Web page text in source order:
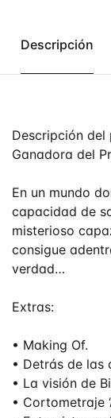
Descripción
Descripción del
Ganadora del
En un mundo
capacidad de
misterioso
consigue
verdad…
Extras:
• Making Of.
• Detrás de las
• La visión de
• Cortometraje